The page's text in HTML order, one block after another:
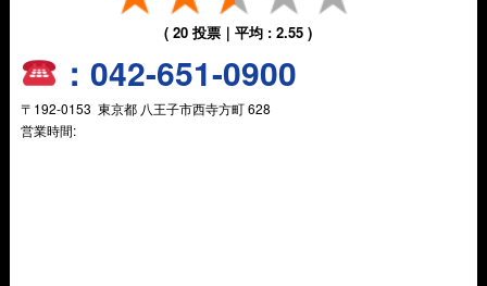
( 20投票｜平均 : 2.55)
：042-651-0900
〒 192-0153 東京都 八王子市西寺方町628
営業時間: